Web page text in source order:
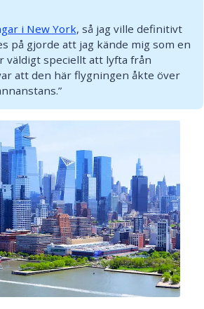
i New York, så jag ville definitivt
på gjorde att jag kände mig som en
väldigt speciellt att lyfta från
att den här flygningen åkte över